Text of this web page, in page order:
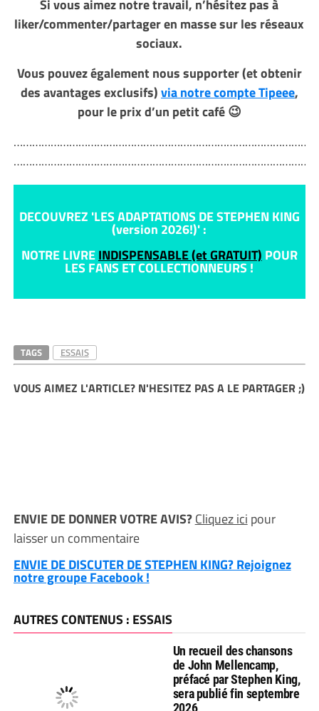
Si vous aimez notre travail, n’hésitez pas à
liker/commenter/partager en masse sur les réseaux
sociaux.
Vous pouvez également nous supporter (et obtenir
des avantages exclusifs)via notre compte Tipeee,
pour le prix d’un petit café 😉
DECOUVREZ 'LES ADAPTATIONS DE STEPHEN KING
(version 2026!)' :
NOTRE LIVREINDISPENSABLE (et GRATUIT) POUR
LES FANS ET COLLECTIONNEURS !
TAGS ESSAIS
VOUS AIMEZ L'ARTICLE? N'HESITEZ PAS A LE PARTAGER ;)
ENVIE DE DONNER VOTRE AVIS?Cliquez ici pour
laisser un commentaire
ENVIE DE DISCUTER DE STEPHEN KING? Rejoignez
notre groupe Facebook !
AUTRES CONTENUS : ESSAIS
Un recueil des chansons
de John Mellencamp,
préfacé par Stephen King,
sera publié fin septembre
2026